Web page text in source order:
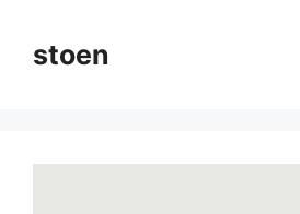
stoen